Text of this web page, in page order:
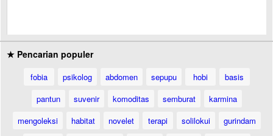
★ Pencarian populer
fobia psikolog abdomen sepupu hobi
basis
pantun
suvenir komoditas semburat
karmina
mengoleksi
habitat novelet terapi solilokui
gurindam